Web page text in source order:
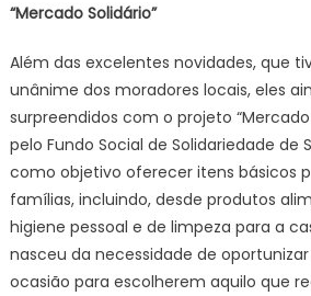
“Mercado Solidário”
Além das excelentes novidades, que
unânime dos moradores locais, eles
surpreendidos com o projeto “Mercado
pelo Fundo Social de Solidariedade de
como objetivo oferecer itens básicos
famílias, incluindo, desde produtos
higiene pessoal e de limpeza para a
nasceu da necessidade de
ocasião para escolherem aquilo que